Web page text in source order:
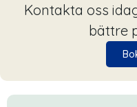
Kontakta oss
bättre